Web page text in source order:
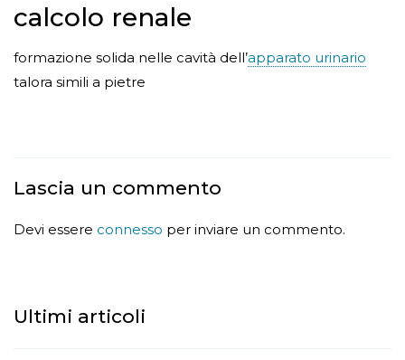
calcolo renale
formazione solida nelle cavità dell’apparato urinario
talora simili a pietre
Lascia un commento
Devi essere connesso per inviare un commento.
Ultimi articoli